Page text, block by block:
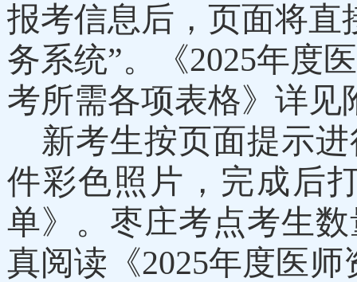
报考信息后，页面将直
务系统”。《2025年度
考所需各项表格》详见
新考生按页面提示
件彩色照片，完成后
单》。枣庄考点考生
真阅读《2025年度医师